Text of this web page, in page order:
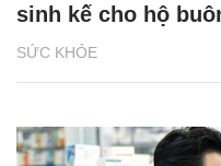
SỨC KHỎE
sinh kế cho hộ